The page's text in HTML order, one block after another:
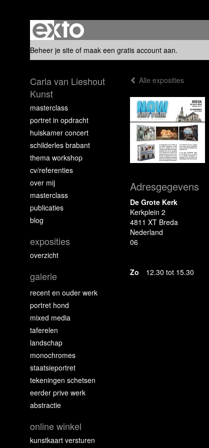
Beheer je site of maak een gratis account aan.
Alle exposities
Adresgegevens
De Grote Kerk
Kerkplein 2
4811 XT Breda
Nederland
06
Zo 12.30 tot 15.30
Carla van Lieshout
Kunst
masterclass
portret in opdracht
huiskamer concert
schilderles brabant
thema workshop
cv/referenties
over mij
masterclass
publicaties
blog
exposities
overzicht
galerie
recent en ouder werk
portret hond
mixed media
taferelen
landschap
monochromes
staatsieportret
tekeningen schetsen
eerder prive werk
abstractie
online winkel
kunstkaart versturen